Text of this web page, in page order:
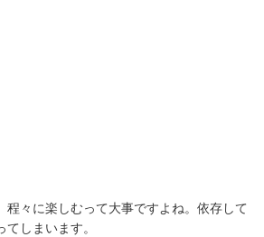
程々に楽しむって大事ですよね。依存して
しまいます。